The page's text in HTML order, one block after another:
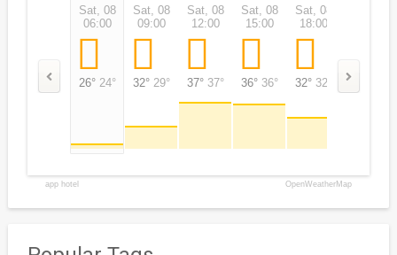
Sat, 08
06:00
26° 24°
Sat, 08
09:00
32° 29°
Sat, 08
12:00
37° 37°
Sat, 08
15:00
36° 36°
Sat, 08
18:00
32° 32° 29°
app hotel OpenWeatherMap